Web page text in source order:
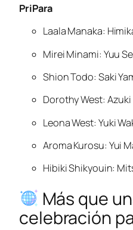
PriPara
Laala Manaka:
Mirei Minami: Yuu
Shion Todo: Saki
Dorothy West:
Leona West: Yuki
Aroma Kurosu: Yui
Hibiki Shikyouin:
Más que
celebración